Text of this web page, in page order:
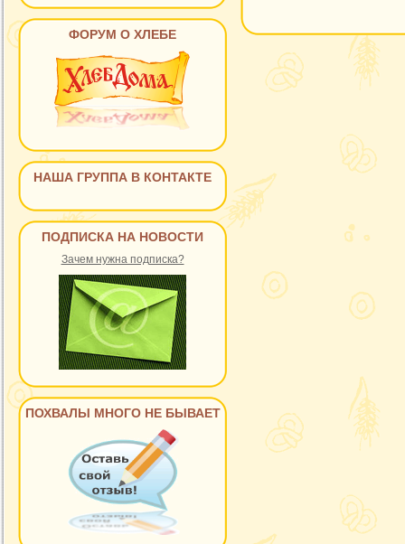
ФОРУМ О ХЛЕБЕ
НАША ГРУППА В КОНТАКТЕ
ПОДПИСКА НА НОВОСТИ
Зачем нужна подписка?
ПОХВАЛЫ МНОГО НЕ БЫВАЕТ